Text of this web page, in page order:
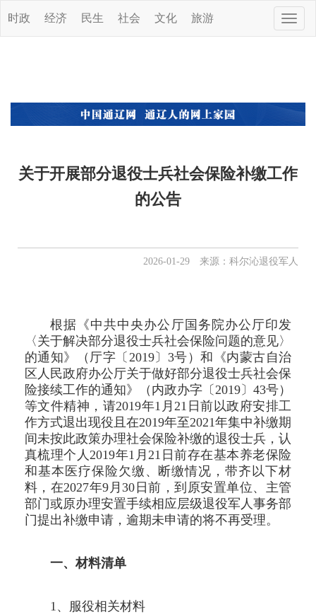
Toggle
时政 经济 民生 社会 文化 旅游
关于开展部分退役士兵社会保险补缴工作
的公告
2026-01-29 来源：科尔沁退役军人
根据《中共中央办公厅国务院办公厅印发
〈关于解决部分退役士兵社会保险问题的意见〉
的通知》（厅字〔2019〕3号）和《内蒙古自治
区人民政府办公厅关于做好部分退役士兵社会保
险接续工作的通知》（内政办字〔2019〕43号）
等文件精神，请2019年1月21日前以政府安排工
作方式退出现役且在2019年至2021年集中补缴期
间未按此政策办理社会保险补缴的退役士兵，认
真梳理个人2019年1月21日前存在基本养老保险
和基本医疗保险欠缴、断缴情况，带齐以下材
料，在2027年9月30日前，到原安置单位、主管
部门或原办理安置手续相应层级退役军人事务部
门提出补缴申请，逾期未申请的将不再受理。
一、材料清单
1、服役相关材料